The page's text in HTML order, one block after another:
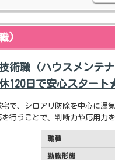
)
術職（ハウスメンテ
120日で安心スター
で、シロアリ防除を中心に湿
行うことで、判断力や応用力
職種
勤務形態